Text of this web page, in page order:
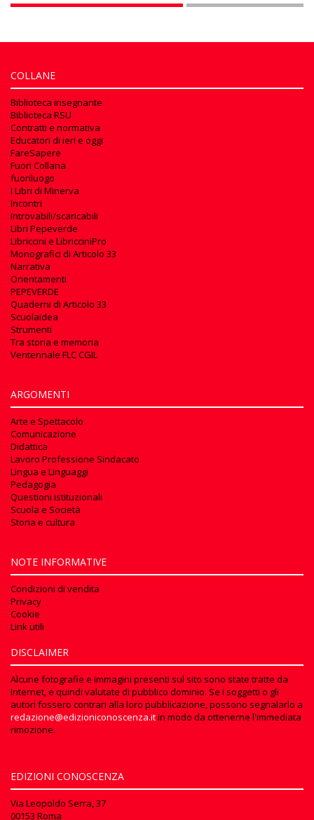
COLLANE
Biblioteca insegnante
Biblioteca RSU
Contratti e normativa
Educatori di ieri e oggi
FareSapere
Fuori Collana
fuoriluogo
I Libri di Minerva
Incontri
Introvabili/scaricabili
Libri Pepeverde
Libriccini e LibricciniPro
Monografici di Articolo 33
Narrativa
Orientamenti
PEPEVERDE
Quaderni di Articolo 33
Scuolaidea
Strumenti
Tra storia e memoria
Ventennale FLC CGIL
ARGOMENTI
Arte e Spettacolo
Comunicazione
Didattica
Lavoro Professione Sindacato
Lingua e Linguaggi
Pedagogia
Questioni istituzionali
Scuola e Società
Storia e cultura
NOTE INFORMATIVE
Condizioni di vendita
Privacy
Cookie
Link utili
DISCLAIMER
Alcune fotografie e immagini presenti sul sito sono state tratte da
Internet, e quindi valutate di pubblico dominio. Se i soggetti o gli
autori fossero contrari alla loro pubblicazione, possono segnalarlo a
redazione@edizioniconoscenza.itin modo da ottenerne l'immediata
rimozione.
EDIZIONI CONOSCENZA
Via Leopoldo Serra, 37
00153 Roma